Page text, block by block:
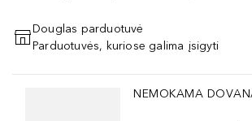
PRIDĖTI Į KREPŠELĮ
Douglas parduotuvė
Parduotuvės, kuriose galima įsigyti
Praleisti slankiklį
NEMOKAMA